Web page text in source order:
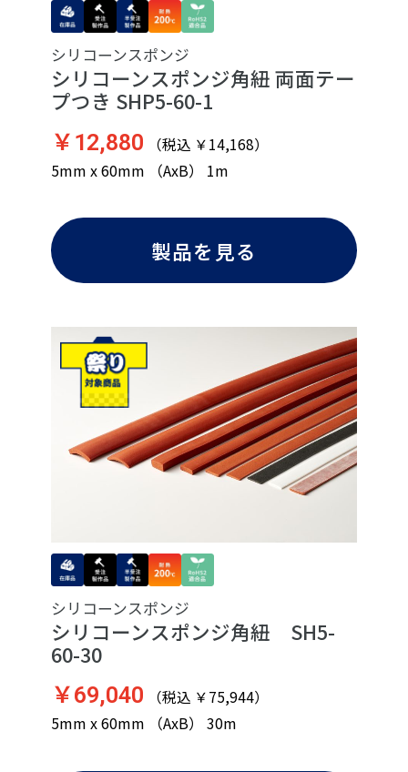
シリコーンスポンジ
シリコーンスポンジ角紐 両面テー
プつき SHP5-60-1
￥12,880 （税込 ￥14,168）
5mm x 60mm （AxB） 1m
製品を見る
シリコーンスポンジ
シリコーンスポンジ角紐 SH5-
60-30
￥69,040 （税込 ￥75,944）
5mm x 60mm （AxB） 30m